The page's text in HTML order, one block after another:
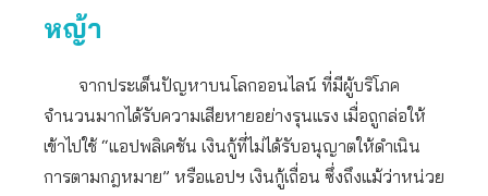
หญ้า
จากประเด็นปัญหาบนโลกออนไลน์ ที่มีผู้บริโภค
จำนวนมากได้รับความเสียหายอย่างรุนแรง เมื่อถูกล่อให้
เข้าไปใช้ “แอปพลิเคชัน เงินกู้ที่ไม่ได้รับอนุญาตให้ดำเนิน
การตามกฎหมาย” หรือแอปฯ เงินกู้เถื่อน ซึ่งถึงแม้ว่าหน่วย